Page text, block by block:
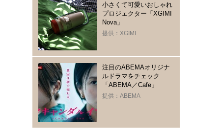
小さくて可愛いおしゃれ
プロジェクター「XGIMI
Nova」
提供：XGIMI
注目のABEMAオリジナ
ルドラマをチェック
「ABEMA／Cafe」
提供：ABEMA